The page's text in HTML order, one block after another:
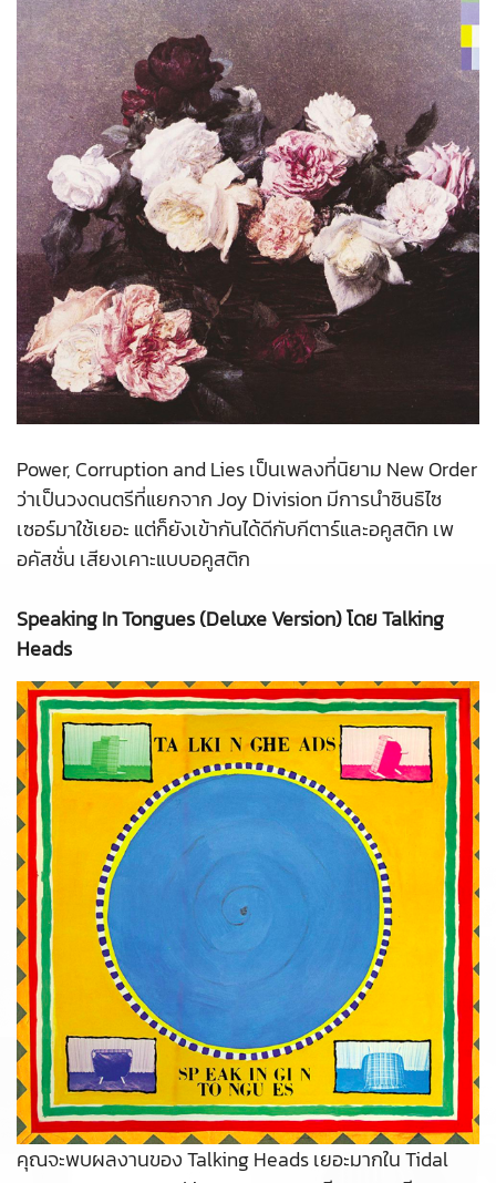
Power, Corruption and Lies เป็นเพลงที่นิยาม New Order
ว่าเป็นวงดนตรีที่แยกจาก Joy Division มีการนำซินธิไซ
เซอร์มาใช้เยอะ แต่ก็ยังเข้ากันได้ดีกับกีตาร์และอคูสติก เพ
อคัสชั่น เสียงเคาะแบบอคูสติก
Speaking In Tongues (Deluxe Version) โดย Talking
Heads
คุณจะพบผลงานของ Talking Heads เยอะมากใน Tidal